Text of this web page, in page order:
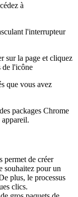
à
l'interrupteur
sur la page et cliquez
de l'icône
que vous avez
packages Chrome
permet de créer
souhaitez pour un
plus, le processus
clics.